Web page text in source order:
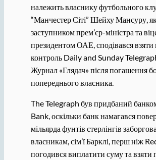
належить власнику футбольного
“Манчестер Сіті” Шейху Мансуру,
заступником прем’єр-міністра та
президентом ОАЕ, сподівався взяти
контроль Daily and Sunday
Журнал «Глядач» після погашення
попереднього власника.
The Telegraph був придбаний
Bank, оскільки банк намагався
мільярда фунтів стерлінгів
власникам, сім’ї Барклі, перш ніж
погодився виплатити суму та взяти